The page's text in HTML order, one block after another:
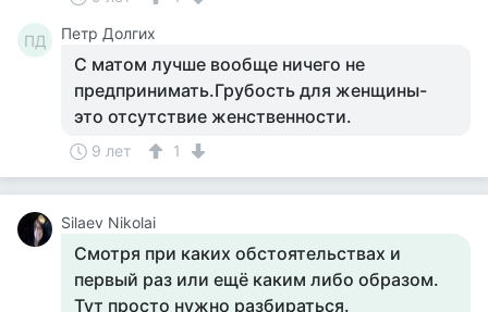
ПД Петр Долгих
С матом лучше вообще ничего не
предпринимать.Грубость для женщины-
это отсутствие женственности.
9 лет 1
Silaev Nikolai
Смотря при каких обстоятельствах и
первый раз или ещё каким либо образом.
Тут просто нужно разбираться.